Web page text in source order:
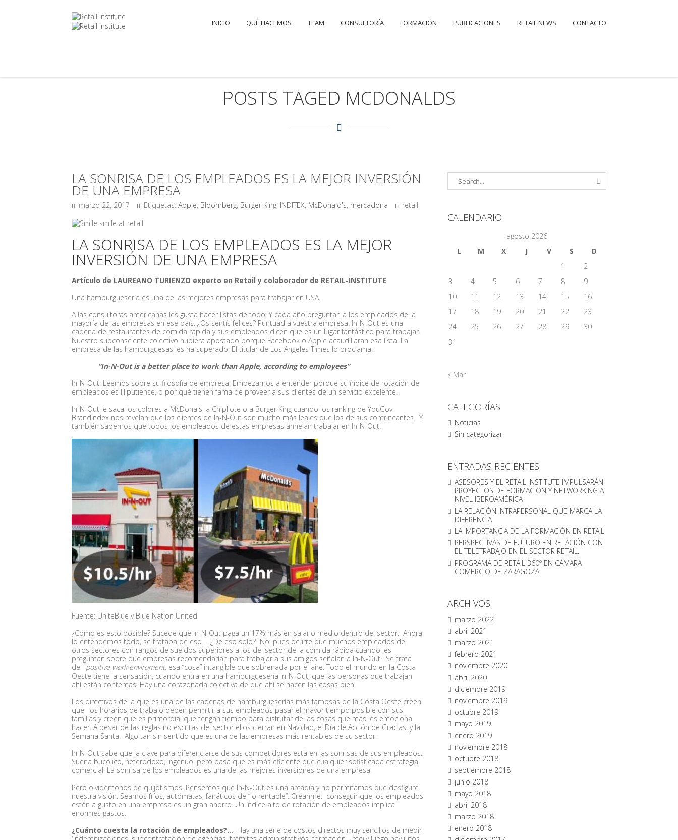
INICIO QUÉ HACEMOS TEAM CONSULTORÍA FORMACIÓN PUBLICACIONES RETAIL NEWS CONTACTO
POSTS TAGED MCDONALDS
LA SONRISA DE LOS EMPLEADOS ES LA MEJOR INVERSIÓN
DE UNA EMPRESA
marzo 22, 2017 Etiquetas: Apple, Bloomberg, Burger King, INDITEX, McDonald's, mercadona retail
LA SONRISA DE LOS EMPLEADOS ES LA MEJOR
INVERSIÓN DE UNA EMPRESA
Artículo de LAUREANO TURIENZO experto en Retail y colaborador de RETAIL-INSTITUTE
Una hamburguesería es una de las mejores empresas para trabajar en USA.
A las consultoras americanas les gusta hacer listas de todo. Y cada año preguntan a los empleados de la
mayoría de las empresas en ese país. ¿Os sentís felices? Puntuad a vuestra empresa. In-N-Out es una
cadena de restaurantes de comida rápida y sus empleados dicen que es un lugar fantástico para trabajar.
Nuestro subconsciente colectivo hubiera apostado porque Facebook o Apple acaudillaran esa lista. La
empresa de las hamburguesas les ha superado. El titular de Los Angeles Times lo proclama:
“In-N-Out is a better place to work than Apple, according to employees”
In-N-Out. Leemos sobre su filosofía de empresa. Empezamos a entender porque su índice de rotación de
empleados es liliputiense, o por qué tienen fama de proveer a sus clientes de un servicio excelente.
In-N-Out le saca los colores a McDonals, a Chipliote o a Burger King cuando los ranking de YouGov
BrandIndex nos revelan que los clientes de In-N-Out son mucho más leales que los de sus contrincantes. Y
también sabemos que todos los empleados de estas empresas anhelan trabajar en In-N-Out.
Fuente: UniteBlue y Blue Nation United
¿Cómo es esto posible? Sucede que In-N-Out paga un 17% más en salario medio dentro del sector. Ahora
lo entendemos todo, se trataba de eso…. ¿De eso solo? No, pues ocurre que muchos empleados de
otros sectores con rangos de sueldos superiores a los del sector de la comida rápida cuando les
preguntan sobre qué empresas recomendarían para trabajar a sus amigos señalan a In-N-Out. Se trata
del positive work enviroment, esa “cosa” intangible que sobrenada por el aire. Todo el mundo en la Costa
Oeste tiene la sensación, cuando entra en una hamburguesería In-N-Out, que las personas que trabajan
ahí están contentas. Hay una corazonada colectiva de que ahí se hacen las cosas bien.
Los directivos de la que es una de las cadenas de hamburgueserías más famosas de la Costa Oeste creen
que los horarios de trabajo deben permitir a sus empleados pasar el mayor tiempo posible con sus
familias y creen que es primordial que tengan tiempo para disfrutar de las cosas que más les emociona
hacer. A pesar de las reglas no escritas del sector ellos cierran en Navidad, el Día de Acción de Gracias, y la
Semana Santa. Algo tan sin sentido que es una de las empresas más rentables de su sector.
In-N-Out sabe que la clave para diferenciarse de sus competidores está en las sonrisas de sus empleados.
Suena bucólico, heterodoxo, ingenuo, pero pasa que es más eficiente que cualquier sofisticada estrategia
comercial. La sonrisa de los empleados es una de las mejores inversiones de una empresa.
Pero olvidémonos de quijotismos. Pensemos que In-N-Out es una arcadia y no permitamos que desfigure
nuestra visión. Seamos fríos, autómatas, fanáticos de “lo rentable”. Créanme: conseguir que los empleados
estén a gusto en una empresa es un gran ahorro. Un índice alto de rotación de empleados implica
enormes gastos.
¿Cuánto cuesta la rotación de empleados?… Hay una serie de costos directos muy sencillos de medir
CALENDARIO
agosto 2026
L
M X J V S
D
1
2
3
4 5 6 7 8
9
10
11 12 13 14 15
16
17
18 19 20 21 22
23
24
25 26 27 28 29
30
31
« Mar
CATEGORÍAS
Noticias
Sin categorizar
ENTRADAS RECIENTES
ASESORES Y EL RETAIL INSTITUTE IMPULSARÁN
PROYECTOS DE FORMACIÓN Y NETWORKING A
NIVEL IBEROAMÉRICA
LA RELACIÓN INTRAPERSONAL QUE MARCA LA
DIFERENCIA
LA IMPORTANCIA DE LA FORMACIÓN EN RETAIL
PERSPECTIVAS DE FUTURO EN RELACIÓN CON
EL TELETRABAJO EN EL SECTOR RETAIL.
PROGRAMA DE RETAIL 360º EN CÁMARA
COMERCIO DE ZARAGOZA
ARCHIVOS
marzo 2022
abril 2021
marzo 2021
febrero 2021
noviembre 2020
abril 2020
diciembre 2019
noviembre 2019
octubre 2019
mayo 2019
enero 2019
noviembre 2018
octubre 2018
septiembre 2018
junio 2018
mayo 2018
abril 2018
marzo 2018
enero 2018